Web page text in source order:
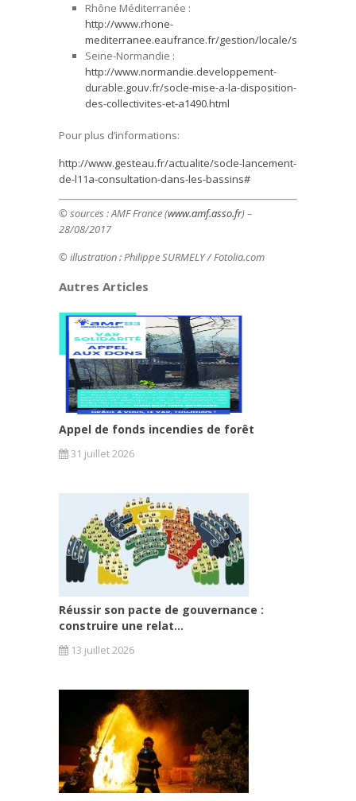
Rhône Méditerranée :
http://www.rhone-
mediterranee.eaufrance.fr/gestion/locale/socle/
Seine-Normandie :
http://www.normandie.developpement-
durable.gouv.fr/socle-mise-a-la-disposition-
des-collectivites-et-a1490.html
Pour plus d’informations:
http://www.gesteau.fr/actualite/socle-lancement-
de-l11a-consultation-dans-les-bassins#
© sources :AMF France (www.amf.asso.fr) –
28/08/2017
© illustration : Philippe SURMELY/ Fotolia.com
Autres Articles
Appel de fonds incendies de forêt
31 juillet 2026
Réussir son pacte de gouvernance :
construire une relat...
13 juillet 2026